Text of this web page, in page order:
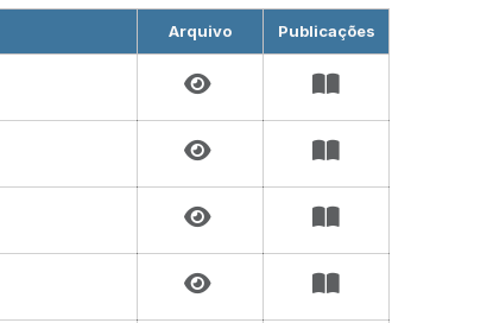
Arquivo Publicações